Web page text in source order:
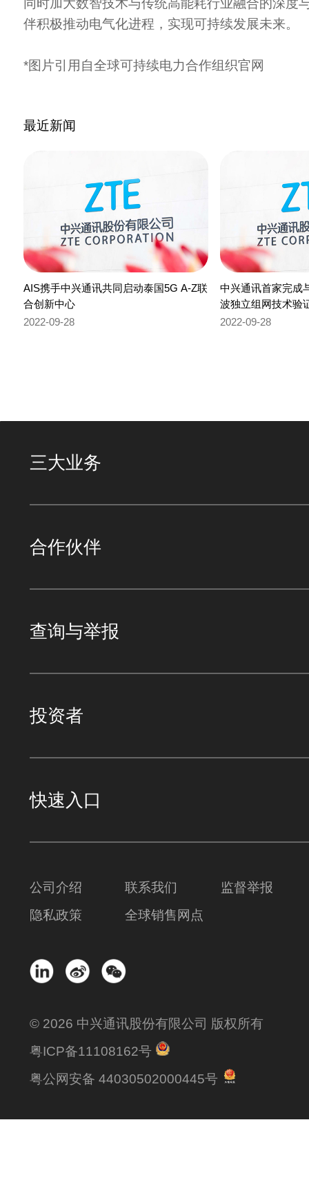
伴积极推动电气化进程，实现可持续发展未来。
*图片引用自全球可持续电力合作组织官网
最近新闻
AIS携手中兴通讯共同启动泰国5G A-Z联
合创新中心
2022-09-28
中兴通讯首家完成
波独立组网技术验
2022-09-28
三大业务
合作伙伴
查询与举报
投资者
快速入口
公司介绍 联系我们
监督举报
隐私政策
全球销售网点
© 2026 中兴通讯股份有限公司 版权所有
粤ICP备11108162号
粤公网安备 44030502000445号